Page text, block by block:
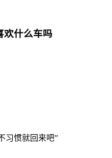
欢什么车吗
惯就回来吧”